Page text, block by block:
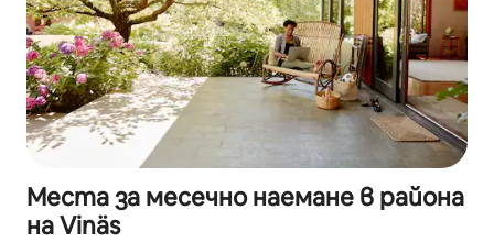
Места за месечно наемане в района
на Vinäs